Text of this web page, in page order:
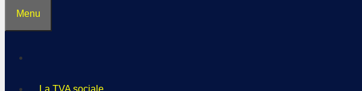
Menu
La TVA sociale